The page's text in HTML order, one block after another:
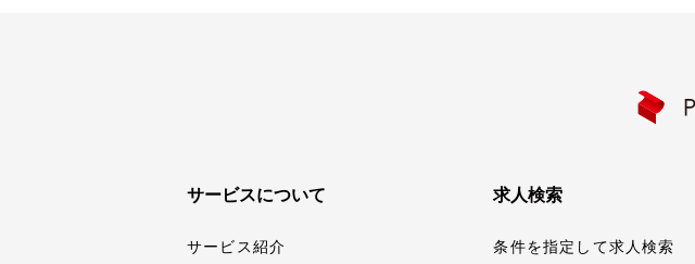
サービスについて
サービス紹介
求人検索
条件を指定して求人検索